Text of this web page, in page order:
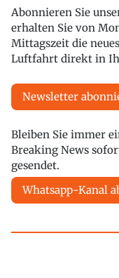
Abonnieren Sie
erhalten Sie von
Mittagszeit die
Luftfahrt direkt in
Newsletter
Bleiben Sie immer
Breaking News
gesendet.
Whatsapp-Kanal